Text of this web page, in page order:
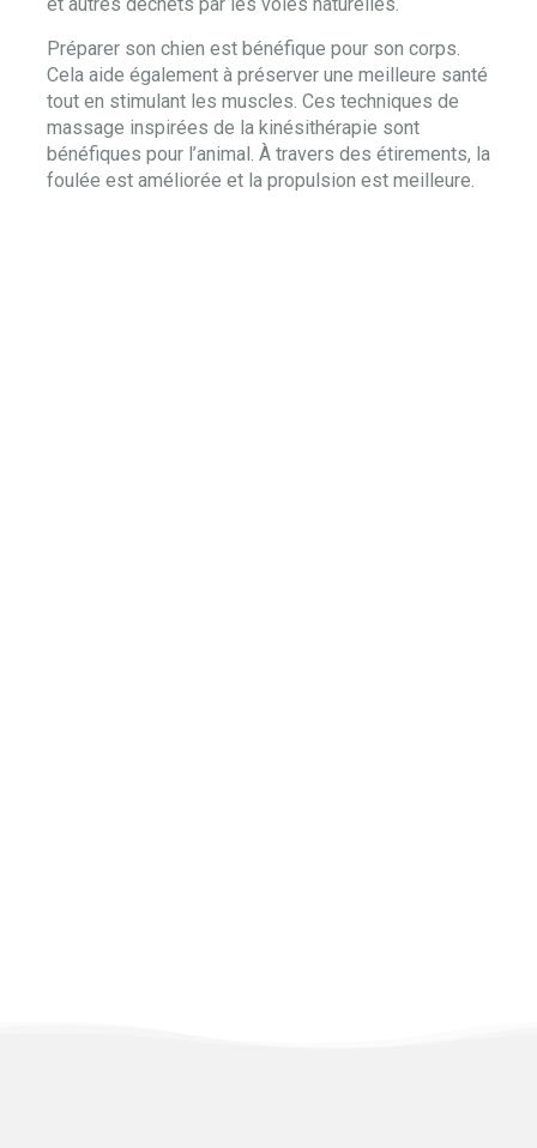
Préparer son chien est bénéfique pour son corps.
Cela aide également à préserver une meilleure santé
tout en stimulant les muscles. Ces techniques de
massage inspirées de la kinésithérapie sont
bénéfiques pour l’animal. À travers des étirements, la
foulée est améliorée et la propulsion est meilleure.